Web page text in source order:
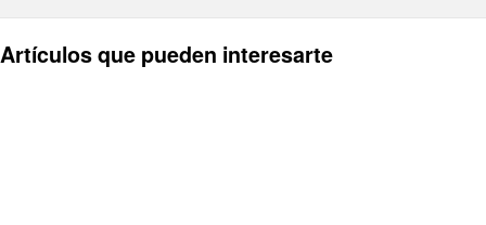
Artículos que pueden interesarte